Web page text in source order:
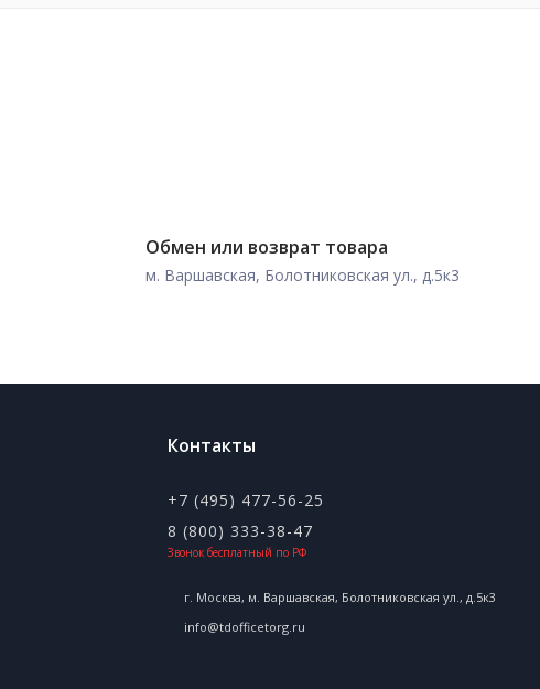
Обмен или возврат товара
м. Варшавская, Болотниковская ул., д.5к3
Контакты
+7 (495) 477-56-25
8 (800) 333-38-47
Звонок бесплатный по РФ
г. Москва, м. Варшавская, Болотниковская ул., д.5к3
info@tdofficetorg.ru